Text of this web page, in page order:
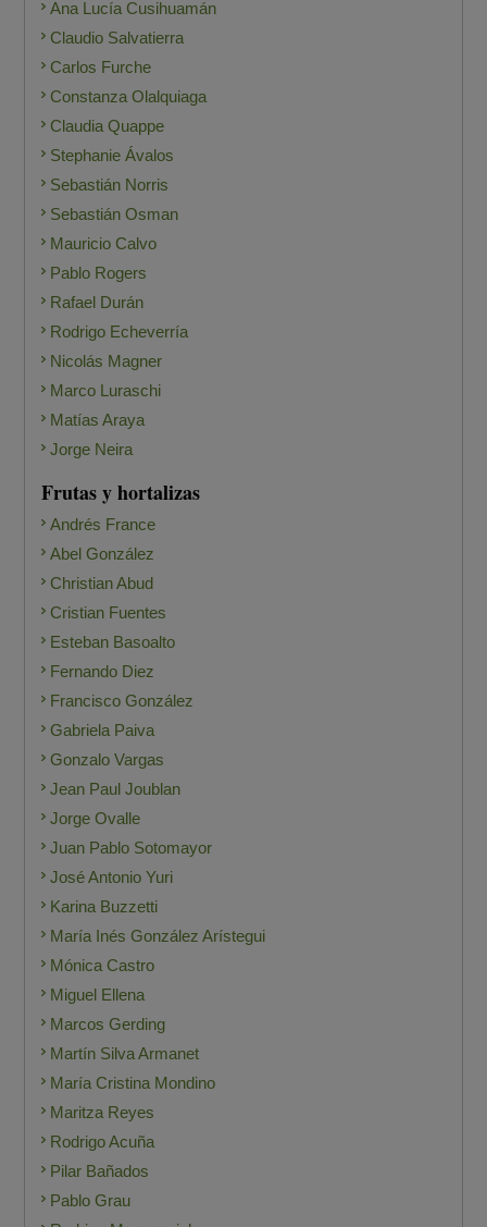
Ana Lucía Cusihuamán
Claudio Salvatierra
Carlos Furche
Constanza Olalquiaga
Claudia Quappe
Stephanie Ávalos
Sebastián Norris
Sebastián Osman
Mauricio Calvo
Pablo Rogers
Rafael Durán
Rodrigo Echeverría
Nicolás Magner
Marco Luraschi
Matías Araya
Jorge Neira
Frutas y hortalizas
Andrés France
Abel González
Christian Abud
Cristian Fuentes
Esteban Basoalto
Fernando Diez
Francisco González
Gabriela Paiva
Gonzalo Vargas
Jean Paul Joublan
Jorge Ovalle
Juan Pablo Sotomayor
José Antonio Yuri
Karina Buzzetti
María Inés González Arístegui
Mónica Castro
Miguel Ellena
Marcos Gerding
Martín Silva Armanet
María Cristina Mondino
Maritza Reyes
Rodrigo Acuña
Pilar Bañados
Pablo Grau